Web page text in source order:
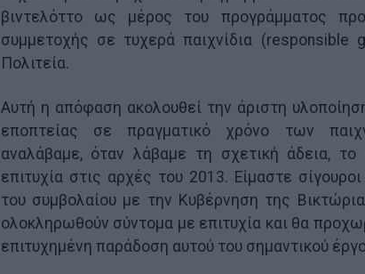
βιντελόττο ως μέρος του προγράμματος
συμμετοχής σε τυχερά παιχνίδια (responsible
Πολιτεία.
Αυτή η απόφαση ακολουθεί την άριστη
εποπτείας σε πραγματικό χρόνο των
αναλάβαμε, όταν λάβαμε τη σχετική άδεια,
επιτυχία στις αρχές του 2013. Είμαστε
του συμβολαίου με την Κυβέρνηση της
ολοκληρωθούν σύντομα με επιτυχία και θα
επιτυχημένη παράδοση αυτού του σημαντικού